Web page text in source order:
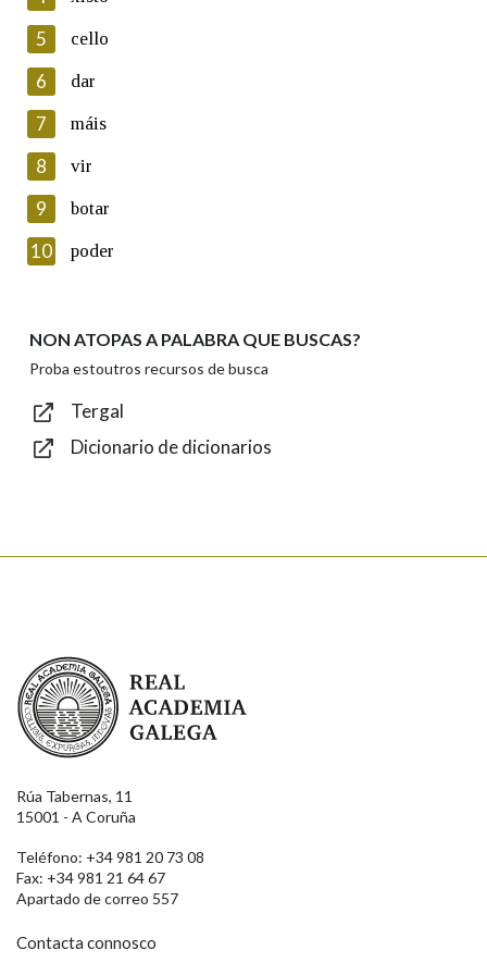
Lin e acepto as condicións da política de
Introduce o código que aparece na imaxe:
Texto de verificación
Enviar
5 cello
6 dar
7 máis
8 vir
9 botar
10 poder
NON ATOPAS A PALABRA QUE BUSCAS?
Proba estoutros recursos de busca
Tergal
Dicionario de dicionarios
Real Academia Galega
Rúa Tabernas, 11
15001 - A Coruña
Teléfono: +34 981 20 73 08
Fax: +34 981 21 64 67
Apartado de correo 557
Contacta connosco